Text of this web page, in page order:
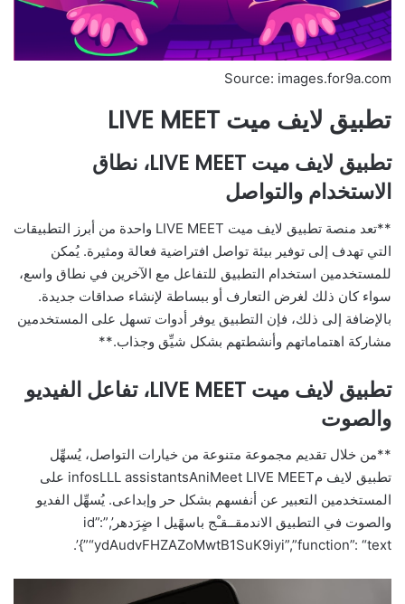
Source: images.for9a.com
تطبيق لايف ميت LIVE MEET
تطبيق لايف ميت LIVE MEET، نطاق
الاستخدام والتواصل
**تعد منصة تطبيق لايف ميت LIVE MEET واحدة من أبرز التطبيقات
التي تهدف إلى توفير بيئة تواصل افتراضية فعالة ومثيرة. يُمكن
للمستخدمين استخدام التطبيق للتفاعل مع الآخرين في نطاق واسع،
سواء كان ذلك لغرض التعارف أو ببساطة لإنشاء صداقات جديدة.
بالإضافة إلى ذلك، فإن التطبيق يوفر أدوات تسهل على المستخدمين
مشاركة اهتماماتهم وأنشطتهم بشكل شيِّق وجذاب.**
تطبيق لايف ميت LIVE MEET، تفاعل الفيديو
والصوت
**من خلال تقديم مجموعة متنوعة من خيارات التواصل، يُسهِّل
تطبيق لايف مinfosLLL assistantsAniMeet LIVE MEET على
المستخدمين التعبير عن أنفسهم بشكل حر وإبداعى. يُسهِّل الفديو
والصوت في التطبیق الاندمقــقـْج باسهًيل ا ضٍرَدهر’,”id”:
“ydAudvFHZAZoMwtB1SuK9iyi”,”function”: “text”}’.